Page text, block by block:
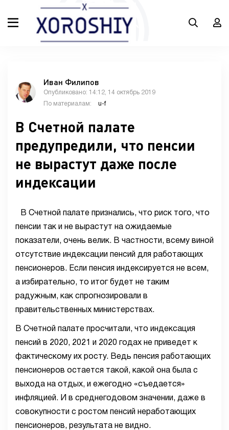
Иван Филипов
Опубликовано: 14:12, 14 октябрь 2019
По материалам:
u-f
В Счетной палате
предупредили, что пенсии
не вырастут даже после
индексации
В Счетной палате признались, что риск того, что
пенсии так и не вырастут на ожидаемые
показатели, очень велик. В частности, всему виной
отсутствие индексации пенсий для работающих
пенсионеров. Если пенсия индексируется не всем,
а избирательно, то итог будет не таким
радужным, как спрогнозировали в
правительственных министерствах.
В Счетной палате просчитали, что индексация
пенсий в 2020, 2021 и 2020 годах не приведет к
фактическому их росту. Ведь пенсия работающих
пенсионеров остается такой, какой она была с
выхода на отдых, и ежегодно «съедается»
инфляцией. И в среднегодовом значении, даже в
совокупности с ростом пенсий неработающих
пенсионеров, результата не видно.